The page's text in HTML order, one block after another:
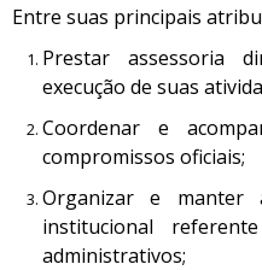
Entre suas principais
Prestar assessoria
execução de suas
Coordenar e
compromissos oficiais;
Organizar e manter
institucional
administrativos;